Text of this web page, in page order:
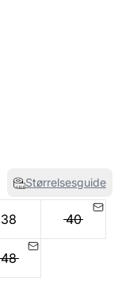
Størrelsesguide
38 40
48